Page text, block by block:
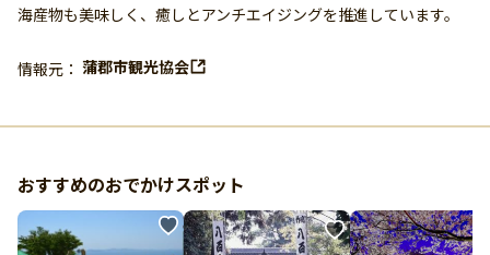
海産物も美味しく、癒しとアンチエイジングを推進しています。
情報元： 蒲郡市観光協会
おすすめのおでかけスポット